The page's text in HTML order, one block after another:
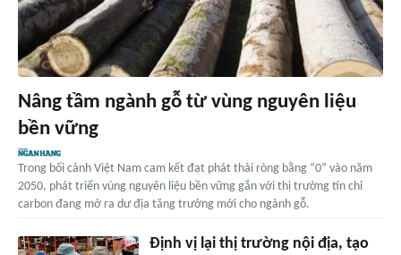
Nâng tầm ngành gỗ từ vùng nguyên liệu
bền vững
Trong bối cảnh Việt Nam cam kết đạt phát thải ròng bằng “0” vào năm
2050, phát triển vùng nguyên liệu bền vững gắn với thị trường tín chỉ
carbon đang mở ra dư địa tăng trưởng mới cho ngành gỗ.
Định vị lại thị trường nội địa, tạo